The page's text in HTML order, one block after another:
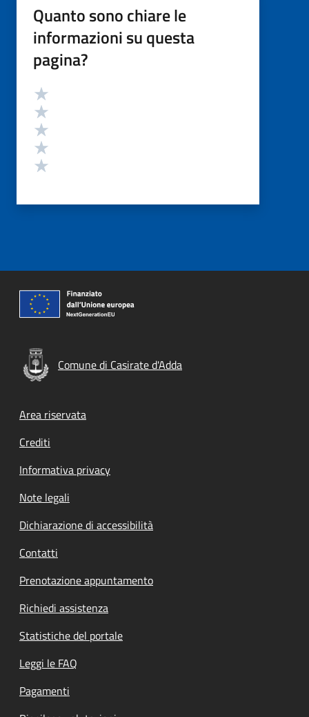
Quanto sono chiare le
informazioni su questa
pagina?
Valutazione
Comune di Casirate d'Adda
Footer menu
Area riservata
Crediti
Informativa privacy
Note legali
Dichiarazione di accessibilità
Contatti
Prenotazione appuntamento
Richiedi assistenza
Statistiche del portale
Leggi le FAQ
Pagamenti